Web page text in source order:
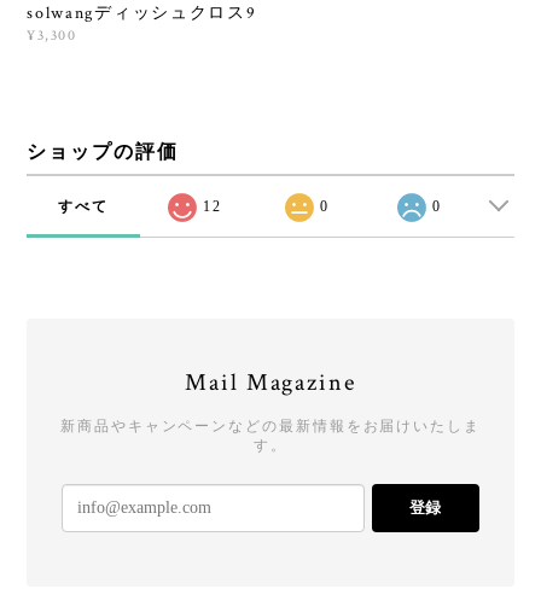
solwangディッシュクロス9
¥3,300
ショップの評価
すべて 12 0 0
Mail Magazine
新商品やキャンペーンなどの最新情報をお届けいたしま
す。
登録